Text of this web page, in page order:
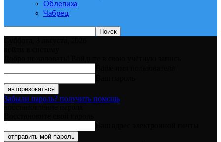
Облепиха
Чабрец
Забыли пароль? получить помощь